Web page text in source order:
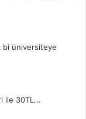
bi üniversiteye
ile 30TL...